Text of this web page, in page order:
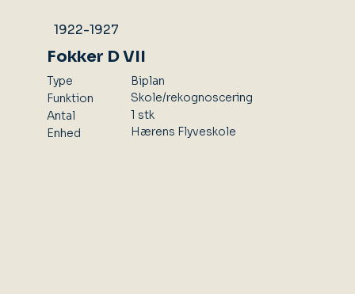
1922-1927
Fokker D VII
Type
Funktion
Antal
Enhed
Biplan
Skole/rekognoscering
1 stk
Hærens Flyveskole